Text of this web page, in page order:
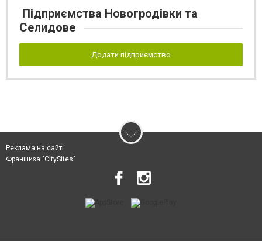
Підприємства Новогродівки та
Селидове
Додати підприємство
Реклама на сайті
Франшиза "CitySites"